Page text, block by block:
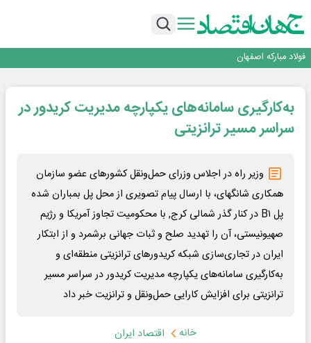
تداوم صعود مس در بازارهای جهانی؛ قیمت فلز سرخ از ۱۴هزار دلار در هر تن عبور کرد
فولاد مبارکه اصفهان
تجدیدپذیر با حضور استاندار اصفهان
گفتگو با کاوه معلمی، مدیر حسابداری مدیریت فولادسنگان
تداوم صعود مس در بازارهای جهانی؛ قیمت فلز سرخ از ۱۴هزار دلار در هر تن عبور کرد
فولاد در تله قیمت‌گذاری دستوری
به‌کارگیری سامانه‌های یکپارچه مدیریت کریدور در
سراسر مسیر ترانزیتی
وزیر راه در اجلاس وزرای حمل‌ونقل کشورهای عضو سازمان
همکاری شانگهای، با ارسال پیام تصویری از محل پل بمباران شده
پل B۱ در کنار گذر شمالی کرج, با محکومیت تجاوز آمریکا و رژیم
صهیونیستی، آن را تهدید صلح و ثبات جهانی برشمرد و از ابتکار
ایران در تجاری‌سازی شبکه کریدورهای ترانزیتی منطقه‌ای و
به‌کارگیری سامانه‌های یکپارچه مدیریت کریدور در سراسر مسیر
ترانزیتی برای افزایش کارایی حمل‌ونقل و ترانزیت خبر داد
خانه
اقتصاد ایران